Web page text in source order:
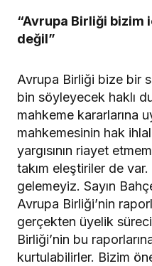
“Avrupa Birliği bizim
değil”
Avrupa Birliği bize bir
bin söyleyecek haklı
mahkeme kararlarına
mahkemesinin hak
yargısının riayet
takım eleştiriler de
gelemeyiz. Sayın
Avrupa Birliği’nin
gerçekten üyelik
Birliği’nin bu
kurtulabilirler. Bizim